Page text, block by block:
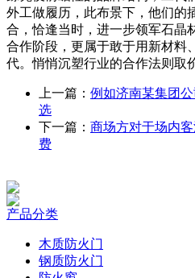
外工做履历，此布景下，他们的
合，恰逢当时，进一步领军石晶
合作阶段，更属于敢于用新材料
代。悄悄沉塑行业的合作法则取
上一篇： 例如济南某集团
选
下一篇： 商场方对于场内
费
产品分类
木质防火门
钢质防火门